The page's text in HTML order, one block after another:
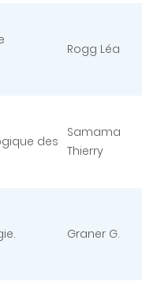
Rogg Léa
des
Samama
Thierry
Graner G.